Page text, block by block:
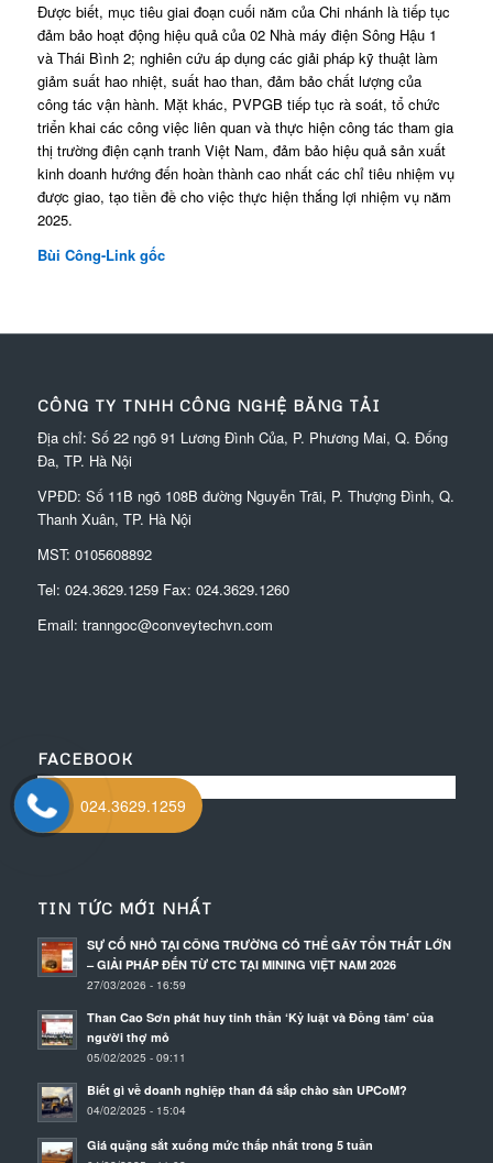
Được biết, mục tiêu giai đoạn cuối năm của Chi nhánh là tiếp tục
đảm bảo hoạt động hiệu quả của 02 Nhà máy điện Sông Hậu 1
và Thái Bình 2; nghiên cứu áp dụng các giải pháp kỹ thuật làm
giảm suất hao nhiệt, suất hao than, đảm bảo chất lượng của
công tác vận hành. Mặt khác, PVPGB tiếp tục rà soát, tổ chức
triển khai các công việc liên quan và thực hiện công tác tham gia
thị trường điện cạnh tranh Việt Nam, đảm bảo hiệu quả sản xuất
kinh doanh hướng đến hoàn thành cao nhất các chỉ tiêu nhiệm vụ
được giao, tạo tiền đề cho việc thực hiện thắng lợi nhiệm vụ năm
2025.
Bùi Công-Link gốc
CÔNG TY TNHH CÔNG NGHỆ BĂNG TẢI
Địa chỉ: Số 22 ngõ 91 Lương Đình Của, P. Phương Mai, Q. Đống
Đa, TP. Hà Nội
VPĐD: Số 11B ngõ 108B đường Nguyễn Trãi, P. Thượng Đình, Q.
Thanh Xuân, TP. Hà Nội
MST: 0105608892
Tel: 024.3629.1259Fax: 024.3629.1260
Email: tranngoc@conveytechvn.com
FACEBOOK
TIN TỨC MỚI NHẤT
SỰ CỐ NHỎ TẠI CÔNG TRƯỜNG CÓ THỂ GÂY TỔN THẤT LỚN
– GIẢI PHÁP ĐẾN TỪ CTC TẠI MINING VIỆT NAM 2026
27/03/2026 - 16:59
Than Cao Sơn phát huy tinh thần ‘Kỷ luật và Đồng tâm’ của
người thợ mỏ
05/02/2025 - 09:11
Biết gì về doanh nghiệp than đá sắp chào sàn UPCoM?
04/02/2025 - 15:04
Giá quặng sắt xuống mức thấp nhất trong 5 tuần
024.3629.1259